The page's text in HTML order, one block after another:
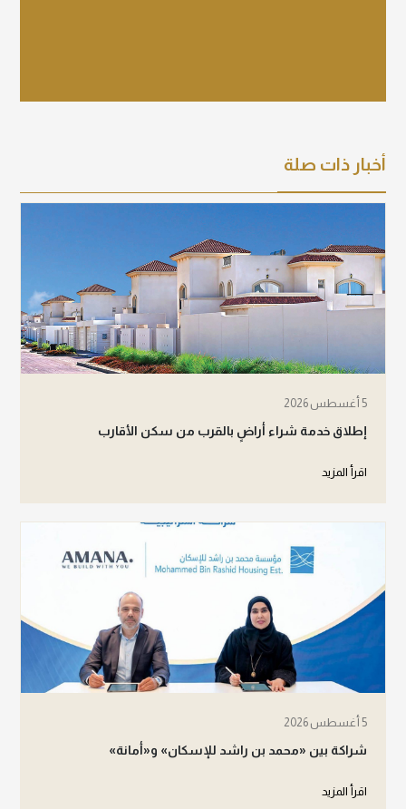
أخبار ذات صلة
5 أغسطس 2026
إطلاق خدمة شراء أراضٍ بالقرب من سكن الأقارب
اقرأ المزيد
5 أغسطس 2026
شراكة بين «محمد بن راشد للإسكان» و«أمانة»
اقرأ المزيد